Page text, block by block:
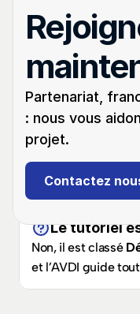
suivre les étapes
Quelle clé
(2012–2015) ?
La clé compatible
cleauto.fr. Elle
programmation en
Peut-on
totale sur
Oui, ce modèle
totale directement
Le tutoriel
Non, il est classé
et l’AVDI guide
Partenariat,
: nous vous
projet.
Contactez